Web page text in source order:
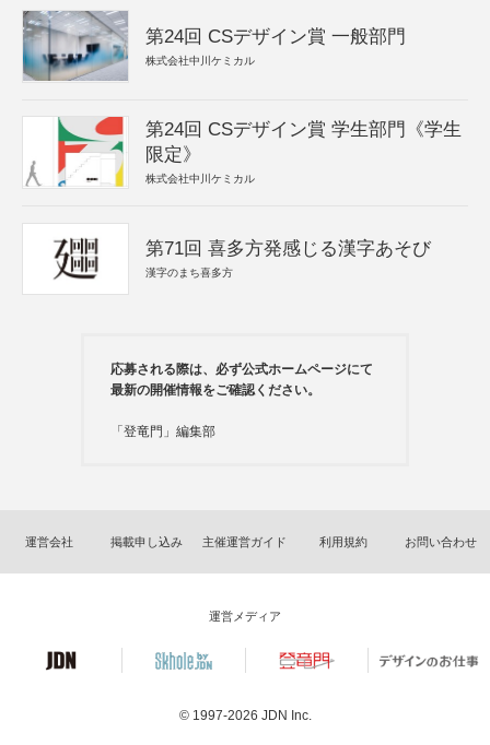
第24回 CSデザイン賞 一般部門
株式会社中川ケミカル
第24回 CSデザイン賞 学生部門《学生
限定》
株式会社中川ケミカル
第71回 喜多方発感じる漢字あそび
漢字のまち喜多方
応募される際は、必ず公式ホームページにて
最新の開催情報をご確認ください。
「登竜門」編集部
運営会社 掲載申し込み 主催運営ガイド 利用規約 お問い合わせ
運営メディア
© 1997-2026 JDN Inc.